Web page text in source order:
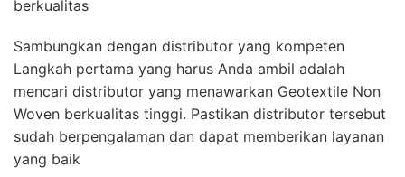
berkualitas
Sambungkan dengan distributor yang kompeten
Langkah pertama yang harus Anda ambil adalah
mencari distributor yang menawarkan Geotextile Non
Woven berkualitas tinggi. Pastikan distributor tersebut
sudah berpengalaman dan dapat memberikan layanan
yang baik